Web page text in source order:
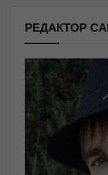
РЕДАКТОР